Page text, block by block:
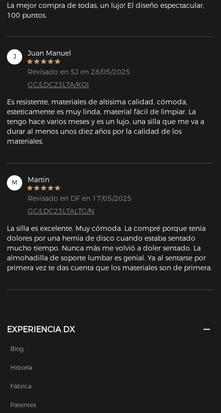
La mejor compra de todas, un lujo! El diseño espectacular,
100 puntos.
J Juan Manuel
Revisado en SJ en 28/05/2025
GC/LDC23LTA/KOI
Es resistente, materiales de altisima calidad, cómoda,
esteticamente es muy linda, material fácil de limpiar. La
tengo hace varios meses y es un lujo, una silla que me va a
durar al menos unos diez años por la calidad de los
materiales.
M Martin
Revisado en DF en 17/05/2025
GC/LDC23LTALTG/N
La silla es excelente. Muy cómoda. La compré porque tenía
dolores por una hernia de disco cuando estaba sentado
mucho tiempo. Nunca más me volvió a doler sentado. La
almohadilla de soporte lumbar es genial. Ya al sentarse por
primera vez te das cuenta que los materiales son de primera.
EXPERIENCIA DX
Blog
Historia
Fábrica
Patentes